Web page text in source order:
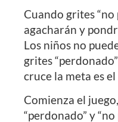
Cuando grites “no
agacharán y
Los niños no
grites
cruce la meta es
Comienza el
“perdonado” y